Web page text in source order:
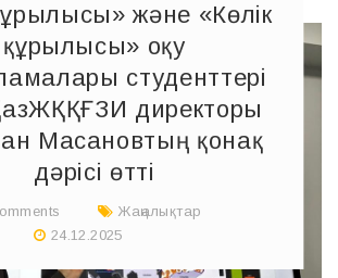
және «Көлік
құрылысы» оқу
студенттері
директоры
Масановтың қонақ
дәрісі өтті
Жаңалықтар
24.12.2025